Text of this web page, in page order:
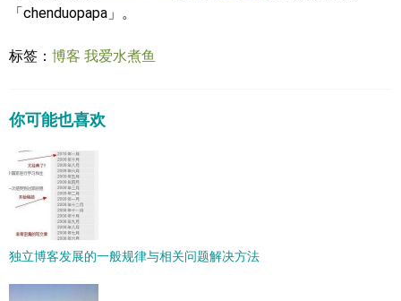
「chenduopapa」。
标签： 博客 我爱水煮鱼
你可能也喜欢
独立博客发展的一般规律与相关问题解决方法